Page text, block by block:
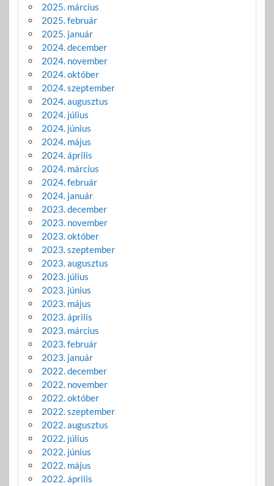
2025. március
2025. február
2025. január
2024. december
2024. november
2024. október
2024. szeptember
2024. augusztus
2024. július
2024. június
2024. május
2024. április
2024. március
2024. február
2024. január
2023. december
2023. november
2023. október
2023. szeptember
2023. augusztus
2023. július
2023. június
2023. május
2023. április
2023. március
2023. február
2023. január
2022. december
2022. november
2022. október
2022. szeptember
2022. augusztus
2022. július
2022. június
2022. május
2022. április